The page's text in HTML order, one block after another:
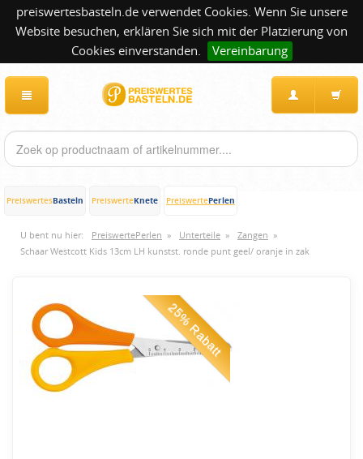
preiswertesbasteln.de verwendet Cookies. Wenn Sie unsere
Website besuchen, erklären Sie sich mit der Platzierung von
Cookies einverstanden.
Vereinbarung
PreiswertesBasteln PreiswerteKnete PreiswertePerlen
U bent nu hier: PreiswertePerlen » Unterteile » Zangen »
Schaar Westcott Kids 13cm LH kunstst. ronde punt geel/ oranje in zak
25% Rabatt